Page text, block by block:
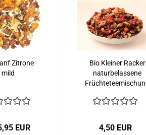
Zitrone
mild
EUR
Bio Kleiner Racker
naturbelassene
4,50 EUR